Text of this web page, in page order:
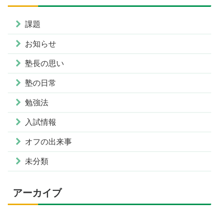
課題
お知らせ
塾長の思い
塾の日常
勉強法
入試情報
オフの出来事
未分類
アーカイブ